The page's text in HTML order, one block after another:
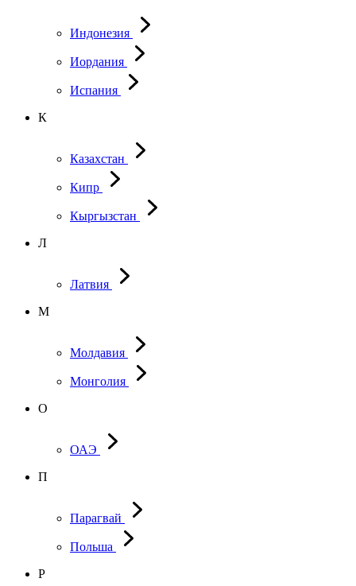
Индонезия
Иордания
Испания
К
Казахстан
Кипр
Кыргызстан
Л
Латвия
М
Молдавия
Монголия
О
ОАЭ
П
Парагвай
Польша
Р